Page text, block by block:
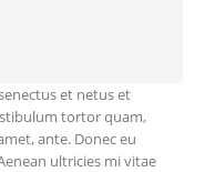
et netus et
tortor quam,
ante. Donec eu
ultricies mi vitae